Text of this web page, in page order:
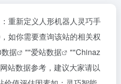
重新定义人形机器人灵巧手
如你需要查询该站的相关权
据 ""爱站数据 ""Chinaz
站数据参考，建议大家请以